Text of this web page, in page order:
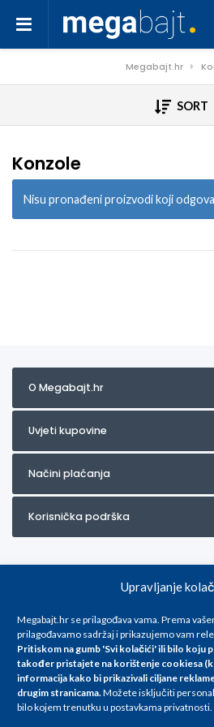
Upravljanje
Megabajt.hr se prilagođava vama. Prema
prilagođavamo sadržaj i prikazujemo vam
Pritiskom na gumb 'Svi kolačići' ili bilo koju
također pristajete na korištenje cookiesa
informacija kako bi prikazivali ciljane
drugim stranicama.Možete isključiti
bilo kojem trenutku u postavkama privatnosti.
Megabajt.hr
SORT
Konzole
Nisu pronađeni proizvodi koji
O Megabajt.hr
Uvjeti kupovine
Načini plaćanja
Korisnička podrška
Za artikle kojih trenutno nema u ponudi
info@megabajt.hr. Sve cijene su
promjenama, a
iskazane su za avansno plaćanje(gotovina)